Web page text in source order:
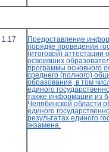
1.17
Предоставление
порядке проведения
(итоговой) аттестации
освоивших
программы основного
среднего (полного)
образования, в том
единого
также информации из
Челябинской области
единого
результатах единого
экзамена.